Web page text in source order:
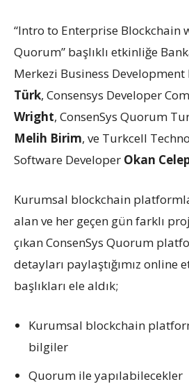
“Intro to Enterprise Blockchain
Quorum” başlıklı etkinliğe
Merkezi Business Development
Türk, Consensys Developer
Wright, ConsenSys Quorum
Melih Birim, ve Turkcell
Software Developer Okan
Kurumsal blockchain
alan ve her geçen gün farklı
çıkan ConsenSys Quorum
detayları paylaştığımız online
başlıkları ele aldık;
Kurumsal blockchain
bilgiler
Quorum ile yapılabilecekler